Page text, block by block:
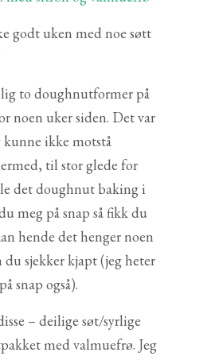
godt uken med noe søtt
to doughnutformer på
noen uker siden. Det var
kunne ikke motstå
til stor glede for
det doughnut baking i
meg på snap så fikk du
hende det henger noen
sjekker kjapt (jeg heter
snap også).
– deilige søt/syrlige
med valmuefrø. Jeg